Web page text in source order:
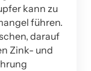
kann zu
führen.
darauf
Zink- und